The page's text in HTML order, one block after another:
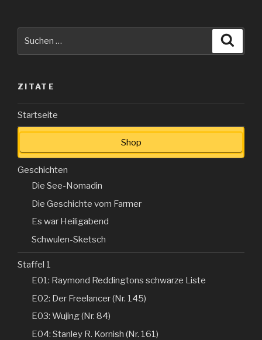
ZITATE
Startseite
Shop
Geschichten
Die See-Nomadin
Die Geschichte vom Farmer
Es war Heiligabend
Schwulen-Sketsch
Staffel 1
E01: Raymond Reddingtons schwarze Liste
E02: Der Freelancer (Nr. 145)
E03: Wujing (Nr. 84)
E04: Stanley R. Kornish (Nr. 161)